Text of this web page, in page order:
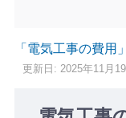
「電気工事の費用
更新日: 2025年11月19